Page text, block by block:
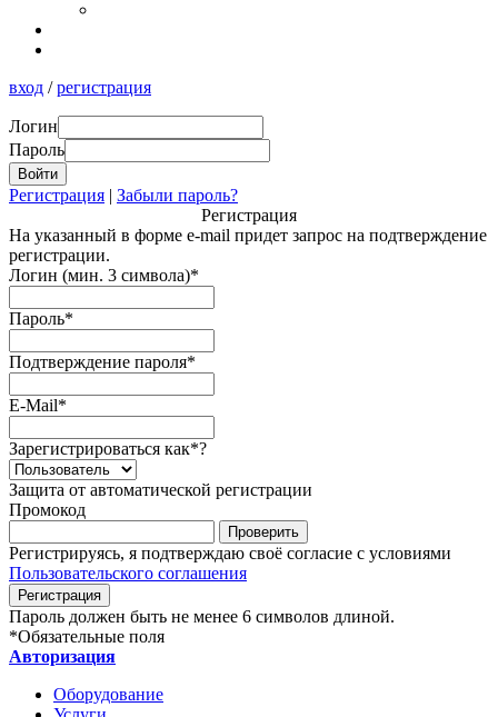
вход /регистрация
Логин
Пароль
Регистрация | Забыли пароль?
Регистрация
На указанный в форме e-mail придет запрос на подтверждение
регистрации.
Логин (мин. 3 символа)*
Пароль*
Подтверждение пароля*
E-Mail*
Зарегистрироваться как*?
Защита от автоматической регистрации
Промокод
Регистрируясь, я подтверждаю своё согласие с условиями
Пользовательского соглашения
Пароль должен быть не менее 6 символов длиной.
*Обязательные поля
Авторизация
Оборудование